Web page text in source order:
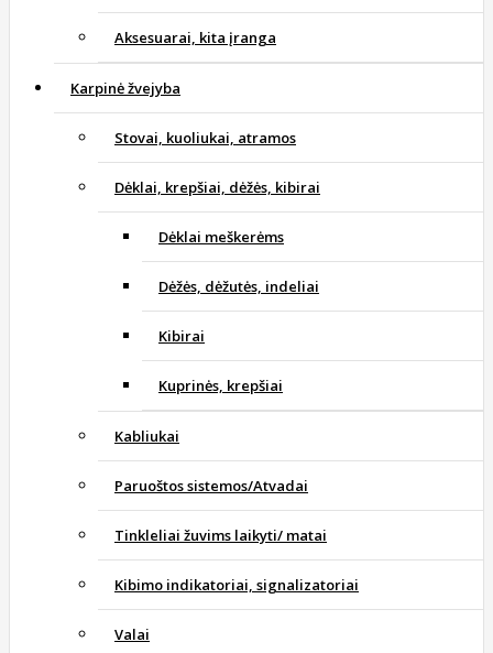
Aksesuarai, kita įranga
Karpinė žvejyba
Stovai, kuoliukai, atramos
Dėklai, krepšiai, dėžės, kibirai
Dėklai meškerėms
Dėžės, dėžutės, indeliai
Kibirai
Kuprinės, krepšiai
Kabliukai
Paruoštos sistemos/Atvadai
Tinkleliai žuvims laikyti/ matai
Kibimo indikatoriai, signalizatoriai
Valai